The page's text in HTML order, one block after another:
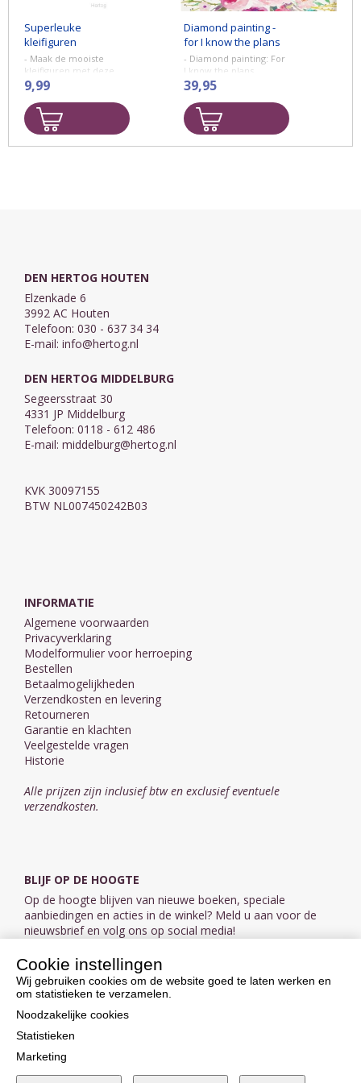
Superleuke
kleifiguren
- Maak de mooiste
kleifiguren met deze
superhandige set! Pak
een van de 4 kleuren
superzachte klei, rol er
een bal van en druk
deze ...
9,99
Diamond painting -
for I know the plans
- Diamond painting: For
I know the plans.
Afmeting: 40 x 30 cm.
39,95
DEN HERTOG HOUTEN
Elzenkade 6
3992 AC Houten
Telefoon: 030 - 637 34 34
E-mail: info@hertog.nl
DEN HERTOG MIDDELBURG
Segeersstraat 30
4331 JP Middelburg
Telefoon: 0118 - 612 486
E-mail: middelburg@hertog.nl
KVK 30097155
BTW NL007450242B03
INFORMATIE
Algemene voorwaarden
Privacyverklaring
Modelformulier voor herroeping
Bestellen
Betaalmogelijkheden
Verzendkosten en levering
Retourneren
Garantie en klachten
Veelgestelde vragen
Historie
Alle prijzen zijn inclusief btw en exclusief eventuele
verzendkosten.
BLIJF OP DE HOOGTE
Op de hoogte blijven van nieuwe boeken, speciale
aanbiedingen en acties in de winkel? Meld u aan voor de
nieuwsbrief en volg ons op social media!
Aanmelden nieuwsbrief
VOLG ONS OP SOCIAL MEDIA
Cookie instellingen
Wij gebruiken cookies om de website goed te laten werken en
om statistieken te verzamelen.
Noodzakelijke cookies
Statistieken
Marketing